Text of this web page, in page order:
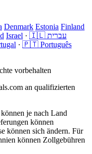
Denmark Estonia Finland
Israel ·
🇮🇱 עברית
· 🇵🇹 Português
vorbehalten
an qualifizierten
je nach Land
können
können sich ändern. Für
können Zollgebühren